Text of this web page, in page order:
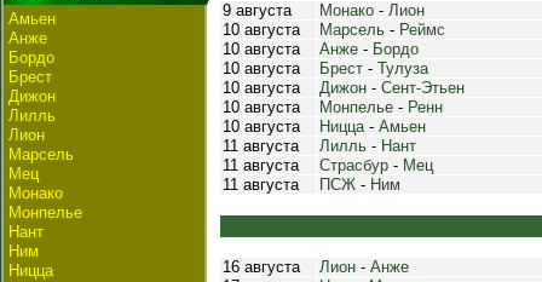
Амьен
Анже
Бордо
Брест
Дижон
Лилль
Лион
Марсель
Мец
Монако
Монпелье
Нант
Ним
Ницца
9 августа Монако - Лион
10 августа
Марсель - Реймс
10 августа
Анже - Бордо
10 августа
Брест - Тулуза
10 августа
Дижон - Сент-Этьен
10 августа
Монпелье - Ренн
10 августа
Ницца- Амьен
11 августа
Лилль - Нант
11 августа
Страсбур - Мец
11 августа
ПСЖ - Ним
16 августа Лион - Анже